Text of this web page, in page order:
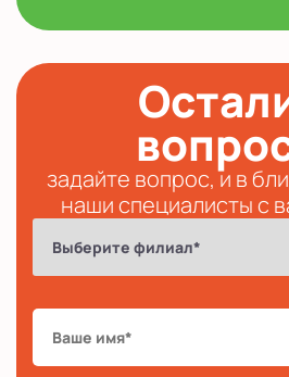
задайте вопрос, и в
наши специалисты с